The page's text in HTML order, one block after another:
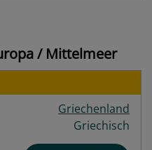
/ Mittelmeer
Griechenland
Griechisch